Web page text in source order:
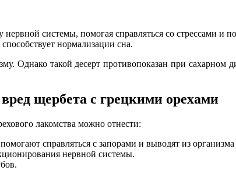
системы, помогая справляться со стрессами и
нормализации сна.
Однако такой десерт противопоказан при сахарном
щербета с грецкими орехами
лакомства можно отнести:
справляться с запорами и выводят из
нервной системы.